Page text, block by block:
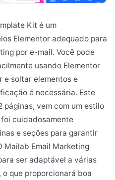
Kit é um
Elementor adequado para
por e-mail. Você pode
usando Elementor
e soltar elementos e
é necessária. Este
páginas, vem com um estilo
cuidadosamente
e seções para garantir
Mailab Email Marketing
ser adaptável a várias
que proporcionará boa